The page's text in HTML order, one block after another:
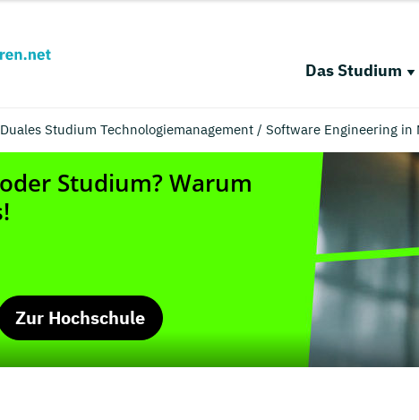
Das Studium
Duales Studium Technologiemanagement / Software Engineering
Zur Hochschule